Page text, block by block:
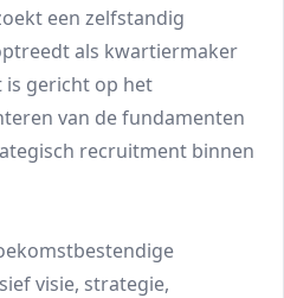
een zelfstandig
als kwartiermaker
gericht op het
van de fundamenten
recruitment binnen
visie, strategie,